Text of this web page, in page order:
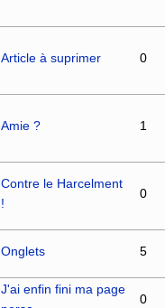
Article à suprimer 0
Amie ? 1
Contre le Harcelment
!
0
Onglets 5
J'ai enfin fini ma page
0